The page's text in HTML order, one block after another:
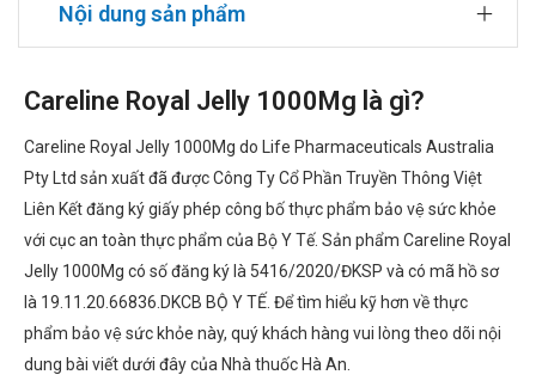
Nội dung sản phẩm
Careline Royal Jelly 1000Mg là gì?
Careline Royal Jelly 1000Mg do Life Pharmaceuticals Australia
Pty Ltd sản xuất đã được Công Ty Cổ Phần Truyền Thông Việt
Liên Kết đăng ký giấy phép công bố thực phẩm bảo vệ sức khỏe
với cục an toàn thực phẩm của Bộ Y Tế. Sản phẩm Careline Royal
Jelly 1000Mg có số đăng ký là 5416/2020/ĐKSP và có mã hồ sơ
là 19.11.20.66836.DKCB BỘ Y TẾ. Để tìm hiểu kỹ hơn về thực
phẩm bảo vệ sức khỏe này, quý khách hàng vui lòng theo dõi nội
dung bài viết dưới đây của Nhà thuốc Hà An.